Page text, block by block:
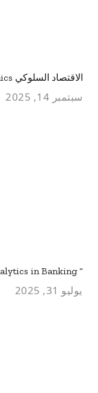
الاقتصاد السلوكي Behavioral Economics
سبتمبر 14, 2025
“ The Role of Data Analytics in Banking”
يوليو 31, 2025